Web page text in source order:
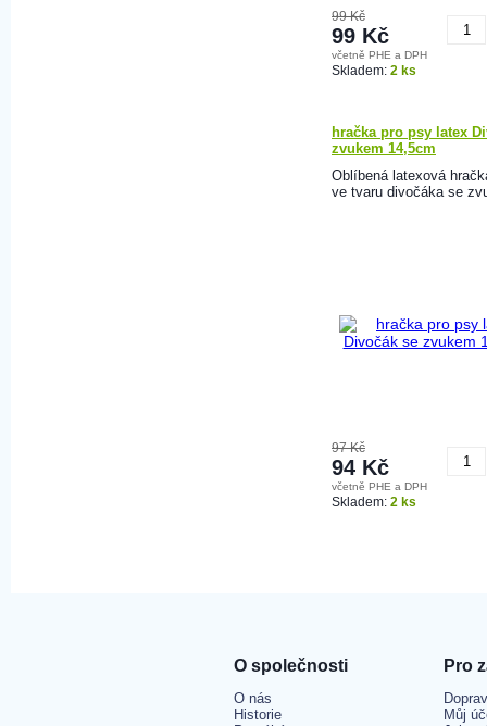
99 Kč
99 Kč
včetně PHE a DPH
Skladem: 2 ks
hračka pro psy latex
zvukem 14,5cm
Oblíbená latexová
ve tvaru divočáka se
97 Kč
94 Kč
včetně PHE a DPH
Skladem: 2 ks
O společnosti
O nás
Historie
Pro
Můj